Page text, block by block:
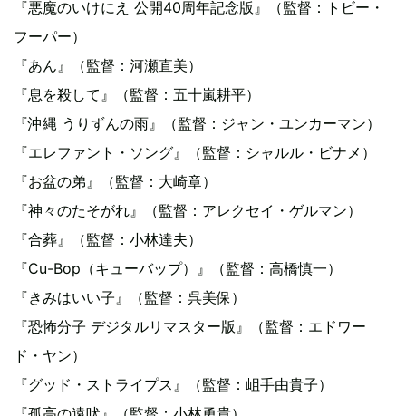
『悪魔のいけにえ 公開40周年記念版』（監督：トビー・
フーパー）
『あん』（監督：河瀬直美）
『息を殺して』（監督：五十嵐耕平）
『沖縄 うりずんの雨』（監督：ジャン・ユンカーマン）
『エレファント・ソング』（監督：シャルル・ビナメ）
『お盆の弟』（監督：大崎章）
『神々のたそがれ』（監督：アレクセイ・ゲルマン）
『合葬』（監督：小林達夫）
『Cu-Bop（キューバップ）』（監督：高橋慎一）
『きみはいい子』（監督：呉美保）
『恐怖分子 デジタルリマスター版』（監督：エドワー
ド・ヤン）
『グッド・ストライプス』（監督：岨手由貴子）